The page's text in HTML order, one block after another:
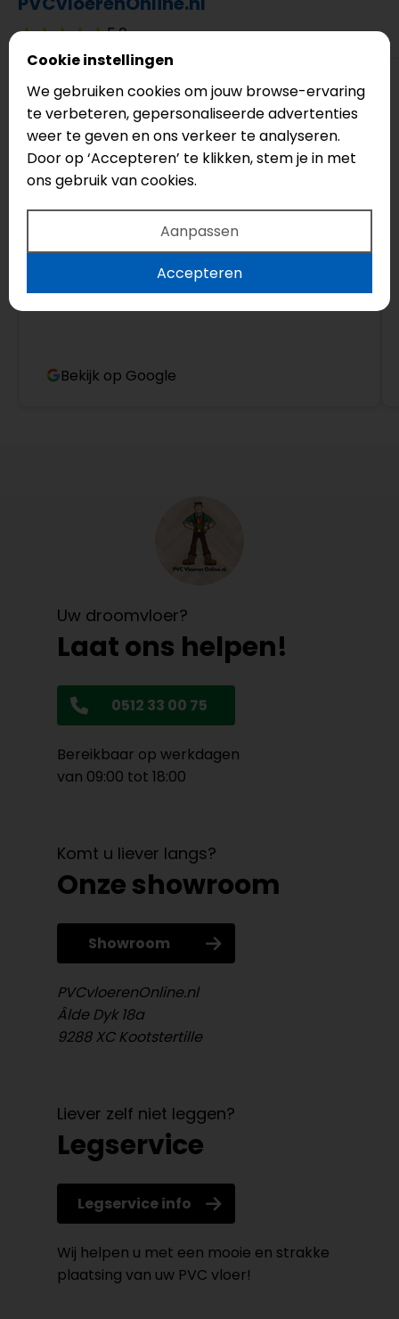
5.0
Yannick Van der Cingel
4 maanden geleden
Top bedrijf! Echt een aanrader, vriendelijke
Bekijk op Google
Cookie instellingen
We gebruiken cookies om jouw browse-ervaring
te verbeteren, gepersonaliseerde advertenties
weer te geven en ons verkeer te analyseren.
Door op ‘Accepteren’ te klikken, stem je in met
ons gebruik van cookies.
Aanpassen
Accepteren
Uw droomvloer?
Laat ons helpen!
0512 33 00 75
Bereikbaar op werkdagen
van 09:00 tot 18:00
Komt u liever langs?
Onze showroom
Showroom
PVCvloerenOnline.nl
Âlde Dyk 18a
9288 XC Kootstertille
Liever zelf niet leggen?
Legservice
Legservice info
Wij helpen u met een mooie en strakke
plaatsing van uw PVC vloer!